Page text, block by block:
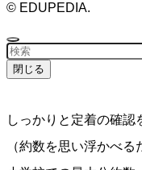
© EDUPEDIA.
閉じる
しっかりと定着の確認
（約数を思い浮かべ